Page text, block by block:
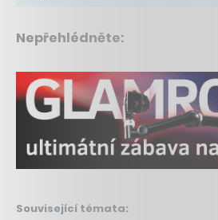
Nepřehlédněte:
Související témata: